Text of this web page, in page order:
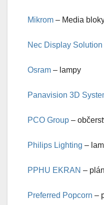
Mikrom – Media
Nec Display
Osram – lampy
Panavision 3D
PCO Group –
Philips Lighting –
PPHU EKRAN –
Preferred Popcorn –